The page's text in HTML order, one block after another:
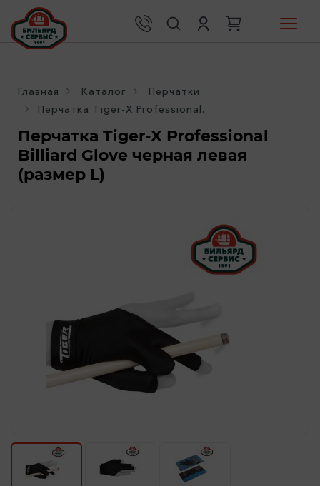
Главная Каталог
Перчатки
Перчатка Tiger-X Professional...
Перчатка Tiger-X Professional
Billiard Glove черная левая
(размер L)